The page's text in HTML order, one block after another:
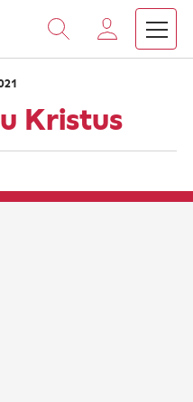
Kirkastettu Kristus
Kristus